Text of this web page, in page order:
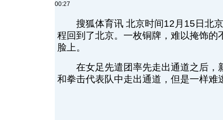
00:27
搜狐体育讯 北京时间12月15日北京
程回到了北京。一枚铜牌，难以掩饰的
脸上。
在女足先遣团率先走出通道之后，
和拳击代表队中走出通道，但是一样难